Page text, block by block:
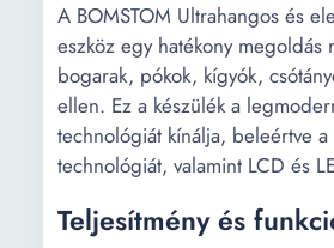
A BOMSTOM Ultrahangos és
eszköz egy hatékony megoldás
bogarak, pókok, kígyók,
ellen. Ez a készülék a
technológiát kínálja, beleértve
technológiát, valamint LCD és
Teljesítmény és